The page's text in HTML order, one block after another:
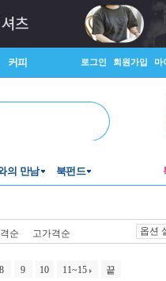
커피 로그인 회원가입 마
의 만남 북펀드
순 고가격순 옵션
8 9 10 11~15 끝